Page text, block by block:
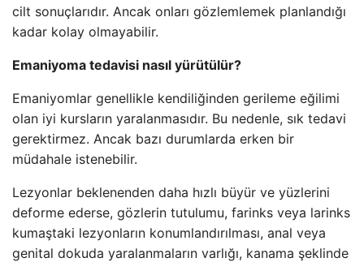
cilt sonuçlarıdır. Ancak onları gözlemlemek planlandığı
kadar kolay olmayabilir.
Emaniyoma tedavisi nasıl yürütülür?
Emaniyomlar genellikle kendiliğinden gerileme eğilimi
olan iyi kursların yaralanmasıdır. Bu nedenle, sık tedavi
gerektirmez. Ancak bazı durumlarda erken bir
müdahale istenebilir.
Lezyonlar beklenenden daha hızlı büyür ve yüzlerini
deforme ederse, gözlerin tutulumu, farinks veya larinks
kumaştaki lezyonların konumlandırılması, anal veya
genital dokuda yaralanmaların varlığı, kanama şeklinde